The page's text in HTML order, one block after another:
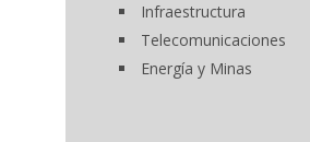
Infraestructura
Telecomunicaciones
Energía y Minas